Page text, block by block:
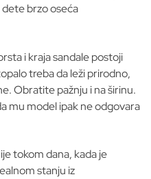
brzo oseća
i kraja sandale postoji
treba da leži prirodno,
Obratite pažnju i na širinu.
mu model ipak ne odgovara
tokom dana, kada je
stanju iz